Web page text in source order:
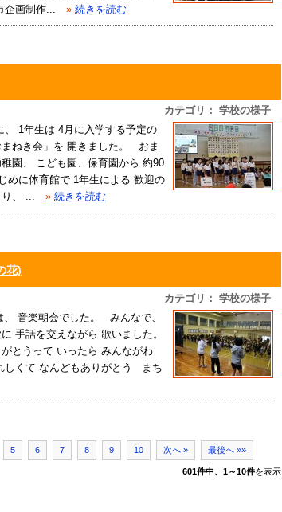
企画制作...
» 続きを読む
カテゴリ： 学校の様子
、 1年生は 4月に入学する予定の
ねき会」を 開きました。 おま
園、 こども園、保育園から 約90
に体育館で 1年生による 歓迎の
、 ...
» 続きを読む
花)
カテゴリ： 学校の様子
、 音楽朝会でした。 みんなで、
手話を交えながら 歌いました。
とうって いったら みんながわ
しくて なんどもありがとう まち
5 6 7 8 9 10 次へ » 最後へ »»
601件中、1～10件を表示